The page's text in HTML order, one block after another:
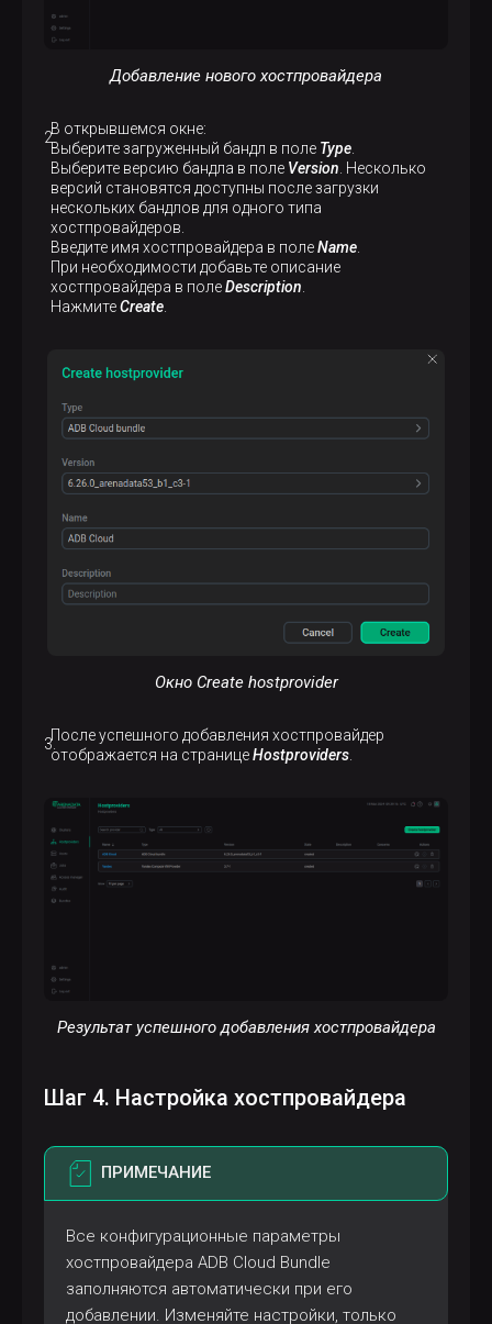
Добавление нового хостпровайдера
В открывшемся окне:
Выберите загруженный бандл в поле Type.
Выберите версию бандла в поле Version. Несколько
версий становятся доступны после загрузки
нескольких бандлов для одного типа
хостпровайдеров.
Введите имя хостпровайдера в полеName.
При необходимости добавьте описание
хостпровайдера в полеDescription.
НажмитеCreate.
Окно Create hostprovider
После успешного добавления хостпровайдер
отображается на страницеHostproviders
Результат успешного добавления хостпровайдера
Шаг 4. Настройка хостпровайдера
ПРИМЕЧАНИЕ
Все конфигурационные параметры
хостпровайдера ADB Cloud Bundle
заполняются автоматически при его
добавлении. Изменяйте настройки, только